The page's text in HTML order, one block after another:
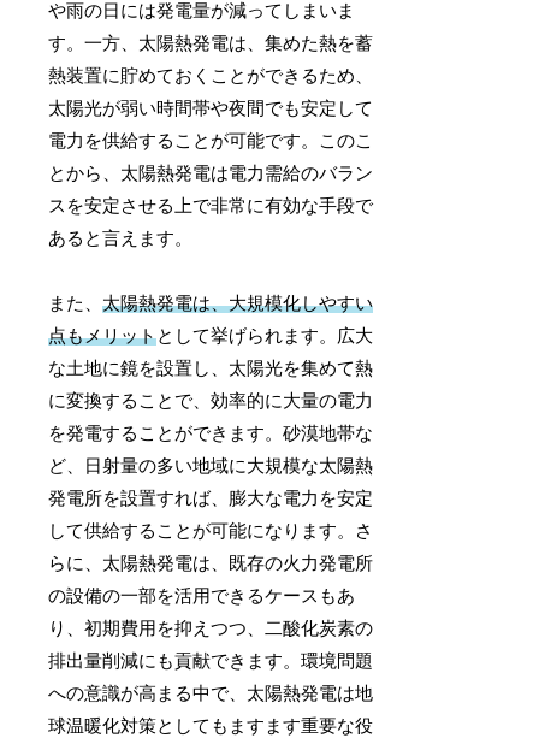
や雨の日には発電量が減ってしまいま
す。一方、太陽熱発電は、集めた熱を蓄
熱装置に貯めておくことができるため、
太陽光が弱い時間帯や夜間でも安定して
電力を供給することが可能です。このこ
とから、太陽熱発電は電力需給のバラン
スを安定させる上で非常に有効な手段で
あると言えます。
また、太陽熱発電は、大規模化しやすい
点もメリットとして挙げられます。広大
な土地に鏡を設置し、太陽光を集めて熱
に変換することで、効率的に大量の電力
を発電することができます。砂漠地帯な
ど、日射量の多い地域に大規模な太陽熱
発電所を設置すれば、膨大な電力を安定
して供給することが可能になります。さ
らに、太陽熱発電は、既存の火力発電所
の設備の一部を活用できるケースもあ
り、初期費用を抑えつつ、二酸化炭素の
排出量削減にも貢献できます。環境問題
への意識が高まる中で、太陽熱発電は地
球温暖化対策としてもますます重要な役